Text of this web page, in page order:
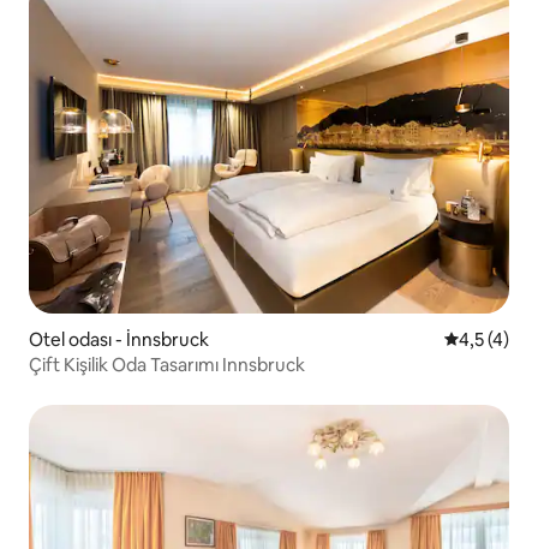
Otel odası - İnnsbruck 54,5 (4)
Çift Kişilik Oda Tasarımı Innsbruck